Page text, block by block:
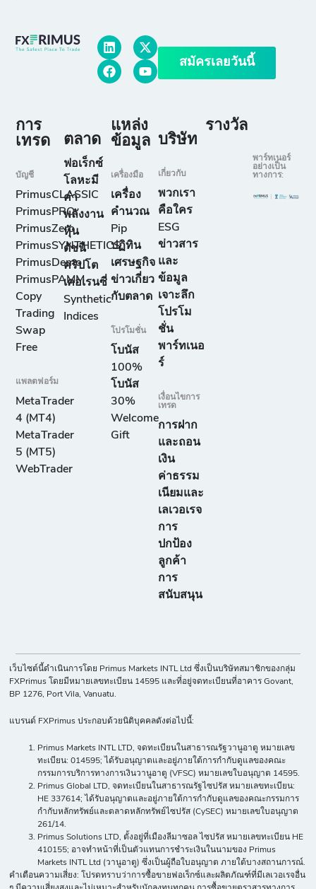
สมัครเลยวันนี้
การ
เทรด
บัญชี
PrimusCLASSIC
PrimusPRO
PrimusZero
PrimusSYNTHETICS
PrimusDemo
PrimusPAMM
Copy
Trading
Swap
Free
แพลตฟอร์ม
MetaTrader
4 (MT4)
MetaTrader
5 (MT5)
WebTrader
ตลาด
ฟอเร็กซ์
โลหะมี
ค่า
พลังงาน
หุ้น
ดัชนี
คริปโต
เคอเรนซี่
Synthetic
Indices
แหล่ง
ข้อมูล
เครื่องมือ
เครื่อง
คำนวณ
Pip
ปฏิทิน
เศรษฐกิจ
ข่าวเกี่ยว
กับตลาด
โปรโมชั่น
โบนัส
100%
โบนัส
30%
Welcome
Gift
บริษัท
เกี่ยวกับ
พวกเรา
คือใคร
ESG
ข่าวสาร
และ
ข้อมูล
เจาะลึก
โปรโม
ชั่น
พาร์ทเนอ
ร์
เงื่อนไขการ
เทรด
การฝาก
และถอน
เงิน
ค่าธรรม
เนียมและ
เลเวอเรจ
การ
ปกป้อง
ลูกค้า
การ
สนับสนุน
รางวัล
พาร์ทเนอร์
อย่างเป็น
ทางการ:
เว็บไซต์นี้ดำเนินการโดย Primus Markets INTL Ltd ซึ่งเป็นบริษัทสมาชิกของกลุ่ม
FXPrimus โดยมีหมายเลขทะเบียน 14595 และที่อยู่จดทะเบียนที่อาคาร Govant,
BP 1276, Port Vila, Vanuatu.
แบรนด์ FXPrimus ประกอบด้วยนิติบุคคลดังต่อไปนี้:
Primus Markets INTL LTD, จดทะเบียนในสาธารณรัฐวานูอาตู หมายเลข
ทะเบียน: 014595; ได้รับอนุญาตและอยู่ภายใต้การกำกับดูแลของคณะ
กรรมการบริการทางการเงินวานูอาตู (VFSC) หมายเลขใบอนุญาต 14595.
Primus Global LTD, จดทะเบียนในสาธารณรัฐไซปรัส หมายเลขทะเบียน:
HE 337614; ได้รับอนุญาตและอยู่ภายใต้การกำกับดูแลของคณะกรรมการ
กำกับหลักทรัพย์และตลาดหลักทรัพย์ไซปรัส (CySEC) หมายเลขใบอนุญาต
261/14.
Primus Solutions LTD, ตั้งอยู่ที่เมืองลีมาซอล ไซปรัส หมายเลขทะเบียน HE
410155; อาจทำหน้าที่เป็นตัวแทนการชำระเงินในนามของ Primus
Markets INTL Ltd (วานูอาตู) ซึ่งเป็นผู้ถือใบอนุญาต ภายใต้บางสถานการณ์.
คำเตือนความเสี่ยง: โปรดทราบว่าการซื้อขายฟอเร็กซ์และผลิตภัณฑ์ที่มีเลเวอเรจอื่น